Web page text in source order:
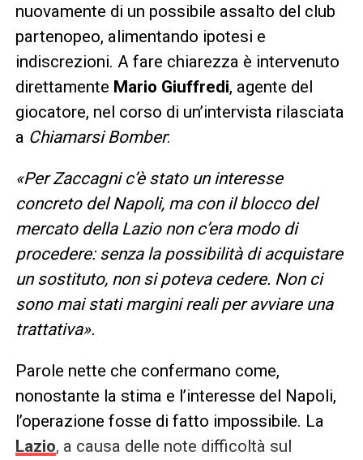
nuovamente di un possibile assalto del club
partenopeo, alimentando ipotesi e
indiscrezioni. A fare chiarezza è intervenuto
direttamente Mario Giuffredi, agente del
giocatore, nel corso di un’intervista rilasciata
a Chiamarsi Bomber:
«Per Zaccagni c’è stato un interesse
concreto del Napoli, ma con il blocco del
mercato della Lazio non c’era modo di
procedere: senza la possibilità di acquistare
un sostituto, non si poteva cedere. Non ci
sono mai stati margini reali per avviare una
trattativa».
Parole nette che confermano come,
nonostante la stima e l’interesse del Napoli,
l’operazione fosse di fatto impossibile. La
Lazio, a causa delle note difficoltà sul